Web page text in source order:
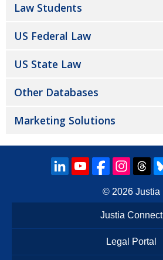
Law Students
US Federal Law
US State Law
Other Databases
Marketing Solutions
© 2026 Justia
Justia Connect
Legal Portal